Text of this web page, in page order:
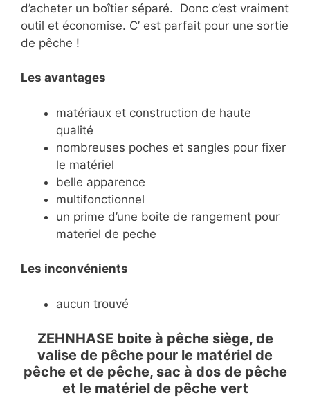
d’acheter un boîtier séparé. Donc c’est vraiment
outil et économise. C’ est parfait pour une sortie
de pêche !
Les avantages
matériaux et construction de haute
qualité
nombreuses poches et sangles pour fixer
le matériel
belle apparence
multifonctionnel
un prime d’une boite de rangement pour
materiel de peche
Les inconvénients
aucun trouvé
ZEHNHASE boite à pêche siège, de
valise de pêche pour le matériel de
pêche et de pêche, sac à dos de pêche
et le matériel de pêche vert